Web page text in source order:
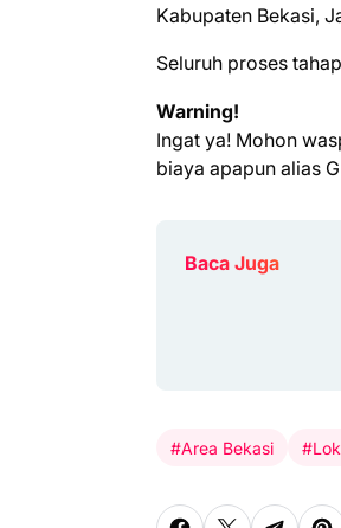
Kabupaten Bekasi,
Seluruh proses
Warning!
Ingat ya! Mohon
biaya apapun alias
Baca Juga
#Area Bekasi